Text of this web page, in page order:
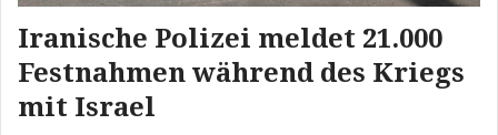
Iranische Polizei meldet 21.000
Festnahmen während des Kriegs
mit Israel